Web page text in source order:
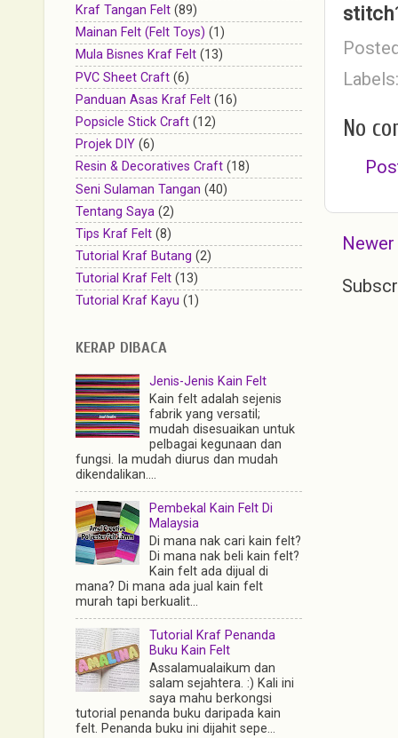
stitch
No
Kraf Tangan Felt (89)
Mainan Felt (Felt Toys) (1)
Mula Bisnes Kraf Felt (13)
PVC Sheet Craft (6)
Panduan Asas Kraf Felt (16)
Popsicle Stick Craft (12)
Projek DIY (6)
Resin & Decoratives Craft (18)
Seni Sulaman Tangan (40)
Tentang Saya (2)
Tips Kraf Felt (8)
Tutorial Kraf Butang (2)
Tutorial Kraf Felt (13)
Tutorial Kraf Kayu (1)
KERAP DIBACA
Jenis-Jenis Kain Felt
Kain felt adalah sejenis
fabrik yang versatil;
mudah disesuaikan untuk
pelbagai kegunaan dan
fungsi. Ia mudah diurus dan mudah
dikendalikan....
Pembekal Kain Felt Di
Malaysia
Di mana nak cari kain felt?
Di mana nak beli kain felt?
Kain felt ada dijual di
mana? Di mana ada jual kain felt
murah tapi berkualit...
Tutorial Kraf Penanda
Buku Kain Felt
Assalamualaikum dan
salam sejahtera. :) Kali ini
saya mahu berkongsi
tutorial penanda buku daripada kain
felt. Penanda buku ini dijahit sepe...